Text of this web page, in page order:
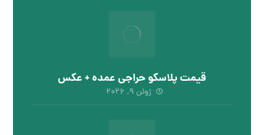
قیمت پلاسکو حراجی عمده + عکس
ژوئن ۹, ۲۰۲۶